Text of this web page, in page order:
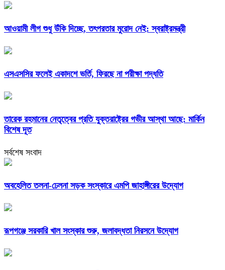
আওয়ামী লীগ শুধু উঁকি দিচ্ছে, তৎপরতার মুরোদ নেই: স্বরাষ্ট্রমন্ত্রী
এসএসসির ফলেই একাদশে ভর্তি, ফিরছে না পরীক্ষা পদ্ধতি
তারেক রহমানের নেতৃত্বের প্রতি যুক্তরাষ্ট্রের গভীর আস্থা আছে: মার্কিন
বিশেষ দূত
সর্বশেষ সংবাদ
অবহেলিত তলনা-ঢেলনা সড়ক সংস্কারে এমপি জাহাঙ্গীরের উদ্যোগ
রূপগঞ্জে সরকারি খাল সংস্কার শুরু, জলাবদ্ধতা নিরসনে উদ্যোগ